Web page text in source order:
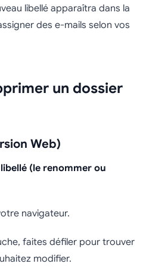
libellé apparaîtra dans la
des e-mails selon vos
un dossier
Web)
(le renommer ou
navigateur.
faites défiler pour trouver
modifier.